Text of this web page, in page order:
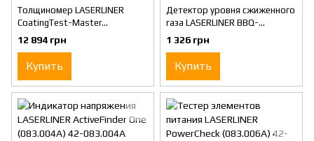
Толщиномер LASERLINER
CoatingTest-Master
(082.150A)
12 894 грн
Купить
Детектор уровня сжиженного
газа LASERLINER BBQ-
GasCheck (082.161A)
1 326 грн
Купить